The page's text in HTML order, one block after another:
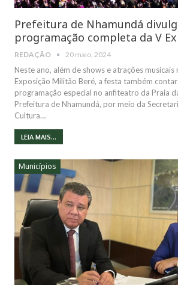
Prefeitura de Nhamundá
programação completa da V
REDAÇÃO 20 maio, 2024
Neste ano, além de shows e atrações musicais
Exposição Militão Beré, a festa também
programação especial no anfiteatro da Praia
Prefeitura de Nhamundá, por meio da
Cultura…
LEIA MAIS...
Municípios